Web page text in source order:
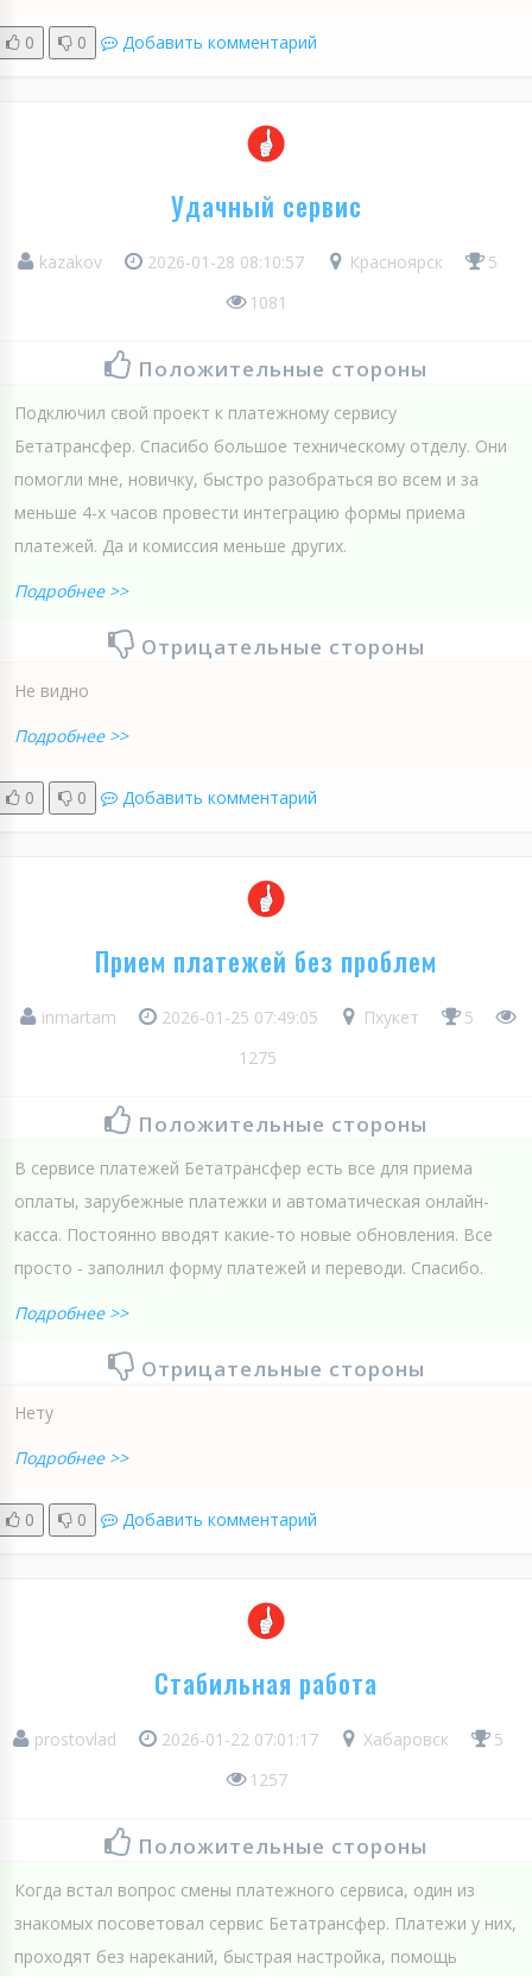
0 0 Добавить комментарий
Удачный сервис
kazakov 2026-01-28 08:10:57 Красноярск
5
1081
Положительные стороны
Подключил свой проект к платежному сервису
Бетатрансфер. Спасибо большое техническому отделу. Они
помогли мне, новичку, быстро разобраться во всем и за
меньше 4-х часов провести интеграцию формы приема
платежей. Да и комиссия меньше других.
Подробнее >>
Отрицательные стороны
Не видно
Подробнее >>
0 0 Добавить комментарий
Прием платежей без проблем
inmartam 2026-01-25 07:49:05 Пхукет
5
1275
Положительные стороны
В сервисе платежей Бетатрансфер есть все для приема
оплаты, зарубежные платежки и автоматическая онлайн-
касса. Постоянно вводят какие-то новые обновления. Все
просто - заполнил форму платежей и переводи. Спасибо.
Подробнее >>
Отрицательные стороны
Нету
Подробнее >>
0 0 Добавить комментарий
Стабильная работа
prostovlad 2026-01-22 07:01:17 Хабаровск
5
1257
Положительные стороны
Когда встал вопрос смены платежного сервиса, один из
знакомых посоветовал сервис Бетатрансфер. Платежи у них,
проходят без нареканий, быстрая настройка, помощь